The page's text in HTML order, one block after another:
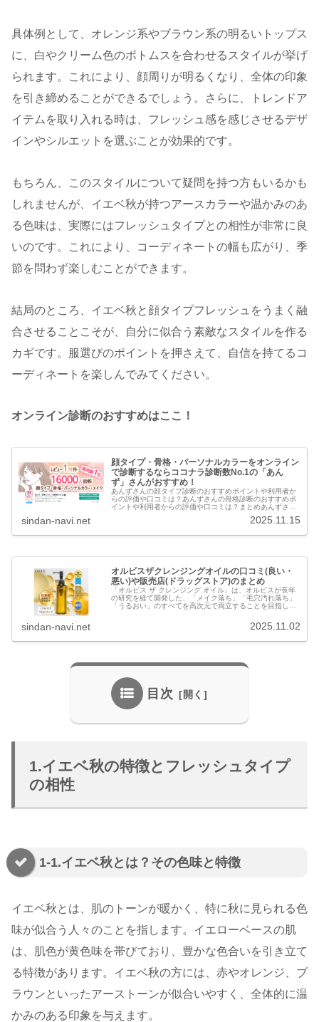
具体例として、オレンジ系やブラウン系の明るいトップス
に、白やクリーム色のボトムスを合わせるスタイルが挙げ
られます。これにより、顔周りが明るくなり、全体の印象
を引き締めることができるでしょう。さらに、トレンドア
イテムを取り入れる時は、フレッシュ感を感じさせるデザ
インやシルエットを選ぶことが効果的です。
もちろん、このスタイルについて疑問を持つ方もいるかも
しれませんが、イエベ秋が持つアースカラーや温かみのあ
る色味は、実際にはフレッシュタイプとの相性が非常に良
いのです。これにより、コーディネートの幅も広がり、季
節を問わず楽しむことができます。
結局のところ、イエベ秋と顔タイプフレッシュをうまく融
合させることこそが、自分に似合う素敵なスタイルを作る
カギです。服選びのポイントを押さえて、自信を持てるコ
ーディネートを楽しんでみてください。
オンライン診断のおすすめはここ！
顔タイプ・骨格・パーソナルカラーをオンライン
で診断するならココナラ診断数No.1の「あん
ず」さんがおすすめ！
あんずさんの顔タイプ診断のおすすめポイントや利用者か
らの評価や口コミは？あんずさんの骨格診断のおすすめポ
イントや利用者からの評価や口コミは？まとめあんずさん
sindan-navi.net 2025.11.15
オルビスザクレンジングオイルの口コミ(良い・
悪い)や販売店(ドラッグストア)のまとめ
「オルビス ザ クレンジング オイル」は、オルビスが長年
の研究を経て開発した、「メイク落ち」「毛穴汚れ落ち」
「うるおい」のすべてを高次元で両立することを目指した
sindan-navi.net 2025.11.02
目次
1.イエベ秋の特徴とフレッシュタイプ
の相性
1-1.イエベ秋とは？その色味と特徴
イエベ秋とは、肌のトーンが暖かく、特に秋に見られる色
味が似合う人々のことを指します。イエローベースの肌
は、肌色が黄色味を帯びており、豊かな色合いを引き立て
る特徴があります。イエベ秋の方には、赤やオレンジ、ブ
ラウンといったアーストーンが似合いやすく、全体的に温
かみのある印象を与えます。